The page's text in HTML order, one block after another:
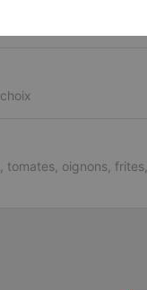
tomates, oignons,